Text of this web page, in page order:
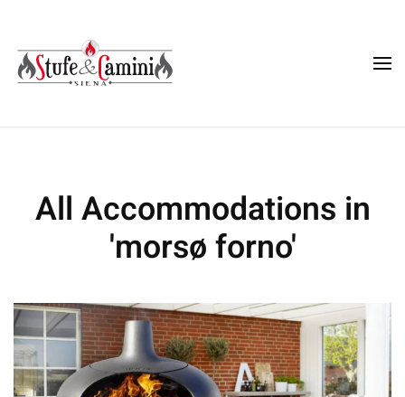
Skip
to
All Accommodations in
'morsø forno'